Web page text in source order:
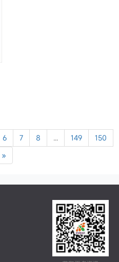
6 7 8 ... 149
150
»